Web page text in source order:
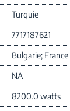
Turquie
7717187621
Bulgarie; France
NA
8200.0 watts